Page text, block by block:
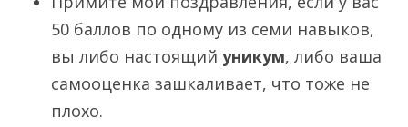
50 баллов по одному из семи навыков,
вы либо настоящий уникум, либо ваша
самооценка зашкаливает, что тоже не
плохо.